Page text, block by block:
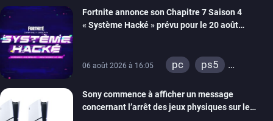
switch 2
Fortnite annonce son Chapitre 7 Saison 4
« Système Hacké » prévu pour le 20 août
06 août 2026 à 16:05 pc
ps5
switch
ios
android
ps4
Sony commence à afficher un message
concernant l’arrêt des jeux physiques sur le